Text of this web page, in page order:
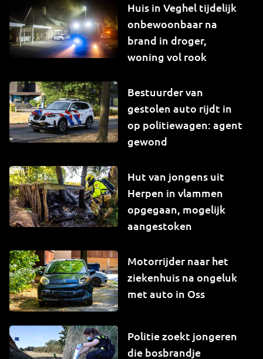
Huis in Veghel tijdelijk
onbewoonbaar na
brand in droger,
woning vol rook
Bestuurder van
gestolen auto rijdt in
op politiewagen: agent
gewond
Hut van jongens uit
Herpen in vlammen
opgegaan, mogelijk
aangestoken
Motorrijder naar het
ziekenhuis na ongeluk
met auto in Oss
Politie zoekt jongeren
die bosbrandje